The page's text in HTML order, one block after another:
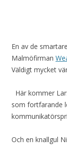
En av de
Malmöfirman
Väldigt mycket
Här kommer
som fortfarande
Och en knallgul